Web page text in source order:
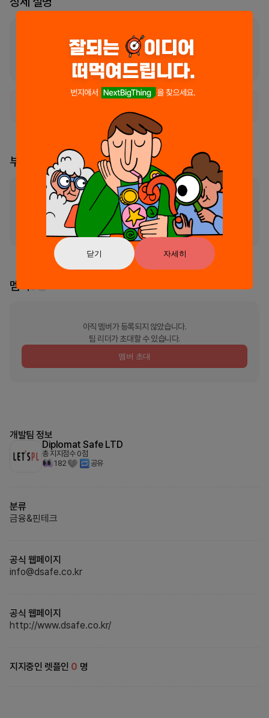
닫기 자세히
SAFE4.0은 디프로매트금고의 차별화된 IoT금고 어플리케이션입니다.
IoT기능은 디프로매트금고의 열림, 충격, 움직임 등을 감지하여 App으
로 즉시 전송하므로써 금고의 보안성을 한층 강화시켜줍니다.
부스 리더
부스의 리더가 지정되지 않았습니다
리더 신청 및 소유권 이
멤버
아직 멤버가 등록되지 않았습니다.
팀 리더가 초대할 수 있습니다.
멤버 초대
개발팀 정보
Diplomat Safe LTD
총 지지점수 0점
182
공유
분류
금융&핀테크
공식 웹페이지
info@dsafe.co.kr
공식 웹페이지
http://www.dsafe.co.kr/
지지중인 렛플인 0 명